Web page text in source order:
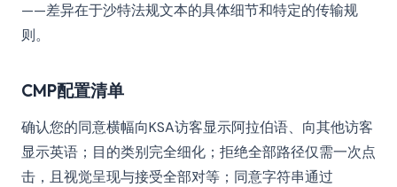
——差异在于沙特法规文本的具体细节和特定的传输规
则。
CMP配置清单
确认您的同意横幅向KSA访客显示阿拉伯语、向其他访客
显示英语；目的类别完全细化；拒绝全部路径仅需一次点
击，且视觉呈现与接受全部对等；同意字符串通过